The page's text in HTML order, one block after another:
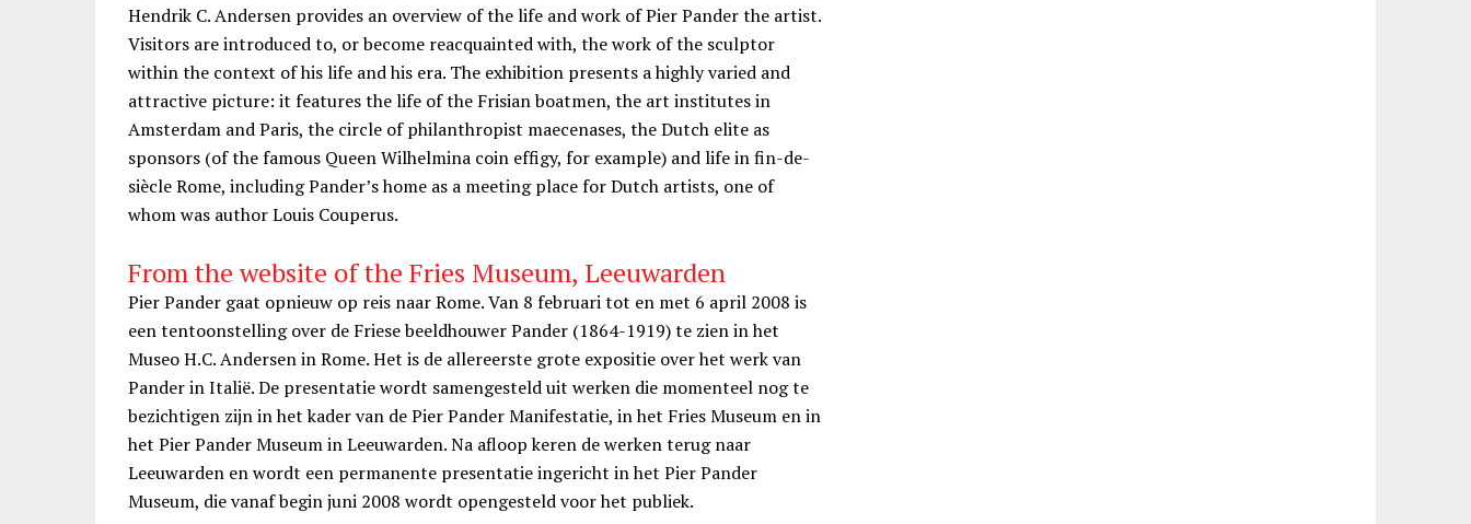
Hendrik C. Andersen provides an overview of the life and work of Pier Pander the artist.
Visitors are introduced to, or become reacquainted with, the work of the sculptor
within the context of his life and his era. The exhibition presents a highly varied and
attractive picture: it features the life of the Frisian boatmen, the art institutes in
Amsterdam and Paris, the circle of philanthropist maecenases, the Dutch elite as
sponsors (of the famous Queen Wilhelmina coin effigy, for example) and life in fin-de-
siècle Rome, including Pander’s home as a meeting place for Dutch artists, one of
whom was author Louis Couperus.
From the website of the Fries Museum, Leeuwarden
Pier Pander gaat opnieuw op reis naar Rome. Van 8 februari tot en met 6 april 2008 is
een tentoonstelling over de Friese beeldhouwer Pander (1864-1919) te zien in het
Museo H.C. Andersen in Rome. Het is de allereerste grote expositie over het werk van
Pander in Italië. De presentatie wordt samengesteld uit werken die momenteel nog te
bezichtigen zijn in het kader van de Pier Pander Manifestatie, in het Fries Museum en in
het Pier Pander Museum in Leeuwarden. Na afloop keren de werken terug naar
Leeuwarden en wordt een permanente presentatie ingericht in het Pier Pander
Museum, die vanaf begin juni 2008 wordt opengesteld voor het publiek.